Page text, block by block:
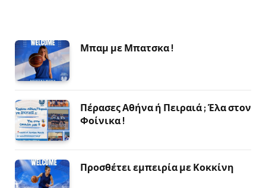
Μπαμ με Μπατσκα !
Πέρασες Αθήνα ή Πειραιά ; Έλα στον
Φοίνικα !
Προσθέτει εμπειρία με Κοκκίνη